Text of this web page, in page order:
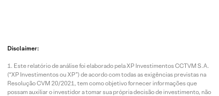
Disclaimer:
Este relatório de análise foi elaborado pela XP Investimentos CCTVM S.A.
(“XP Investimentos ou XP”) de acordo com todas as exigências previstas na
Resolução CVM 20/2021, tem como objetivo fornecer informações que
possam auxiliar o investidor a tomar sua própria decisão de investimento, não